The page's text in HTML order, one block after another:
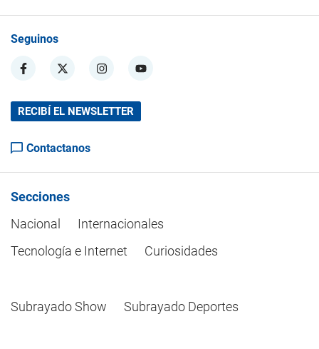
Seguinos
RECIBÍ EL NEWSLETTER
Contactanos
Secciones
Nacional
Internacionales
Tecnología e Internet
Curiosidades
Subrayado Show Subrayado Deportes